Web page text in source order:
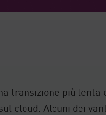
transizione più
cloud. Alcuni dei